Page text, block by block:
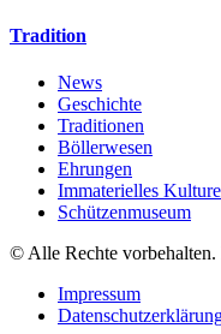
Tradition
News
Geschichte
Traditionen
Böllerwesen
Ehrungen
Immaterielles
Schützenmuseum
© Alle Rechte vorbehalten.
Impressum